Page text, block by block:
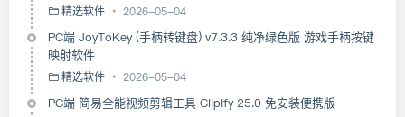
精选软件 2026-05-04
PC端 JoyToKey (手柄转键盘) v7.3.3 纯净绿色版 游戏手柄按键
映射软件
精选软件 2026-05-04
PC端 简易全能视频剪辑工具 Clipify 25.0 免安装便携版